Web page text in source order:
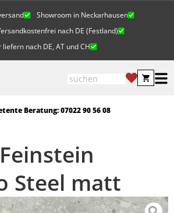
Showroom in Neckarhausen
nach DE (Festland)
liefern nach DE, AT und CH
Beratung: 07022 90 56 08
Steel matt